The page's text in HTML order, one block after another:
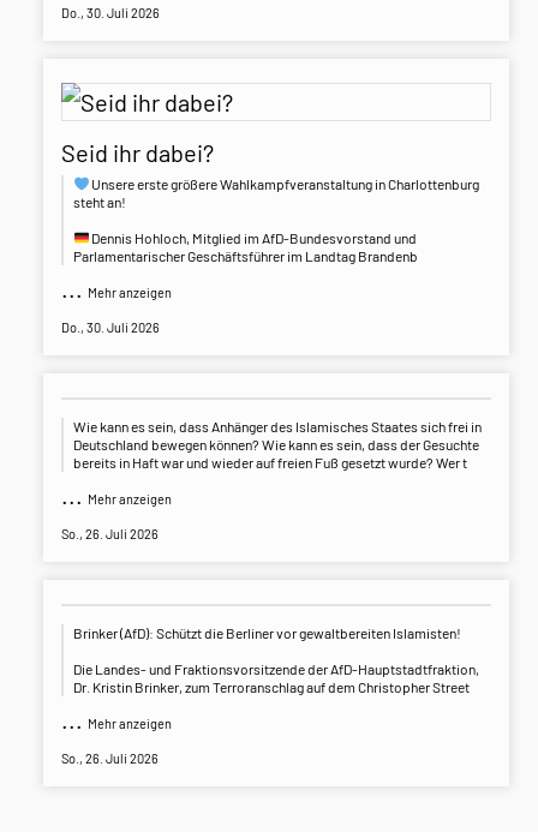
Do., 30. Juli 2026
Seid ihr dabei?
Unsere erste größere Wahlkampfveranstaltung in Charlottenburg
steht an!
Dennis Hohloch, Mitglied im AfD-Bundesvorstand und
Parlamentarischer Geschäftsführer im Landtag Brandenb
... Mehr anzeigen
Do., 30. Juli 2026
Wie kann es sein, dass Anhänger des Islamisches Staates sich frei in
Deutschland bewegen können? Wie kann es sein, dass der Gesuchte
bereits in Haft war und wieder auf freien Fuß gesetzt wurde? Wer t
... Mehr anzeigen
So., 26. Juli 2026
Brinker (AfD): Schützt die Berliner vor gewaltbereiten Islamisten!
Die Landes- und Fraktionsvorsitzende der AfD-Hauptstadtfraktion,
Dr. Kristin Brinker, zum Terroranschlag auf dem Christopher Street
... Mehr anzeigen
So., 26. Juli 2026